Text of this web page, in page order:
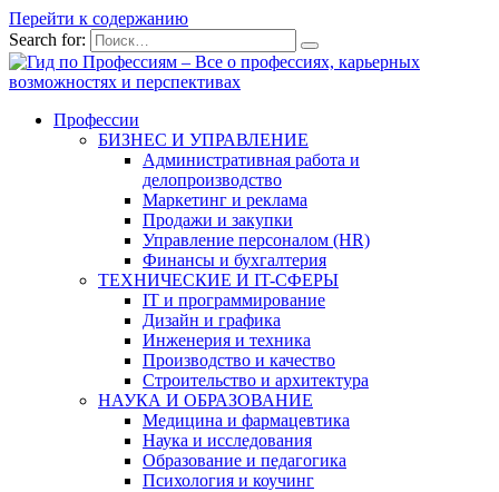
Перейти к содержанию
Search for:
Профессии
БИЗНЕС И УПРАВЛЕНИЕ
Административная работа и
делопроизводство
Маркетинг и реклама
Продажи и закупки
Управление персоналом (HR)
Финансы и бухгалтерия
ТЕХНИЧЕСКИЕ И IT-СФЕРЫ
IT и программирование
Дизайн и графика
Инженерия и техника
Производство и качество
Строительство и архитектура
НАУКА И ОБРАЗОВАНИЕ
Медицина и фармацевтика
Наука и исследования
Образование и педагогика
Психология и коучинг